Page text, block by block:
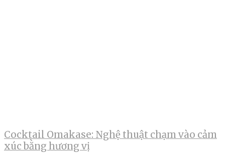
Cocktail Omakase: Nghệ thuật chạm vào cảm
xúc bằng hương vị